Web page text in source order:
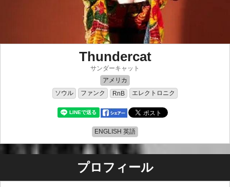
Thundercat
サンダーキャット
アメリカ
ソウル
ファンク RnB エレクトロニク
ENGLISH 英語
プロフィール